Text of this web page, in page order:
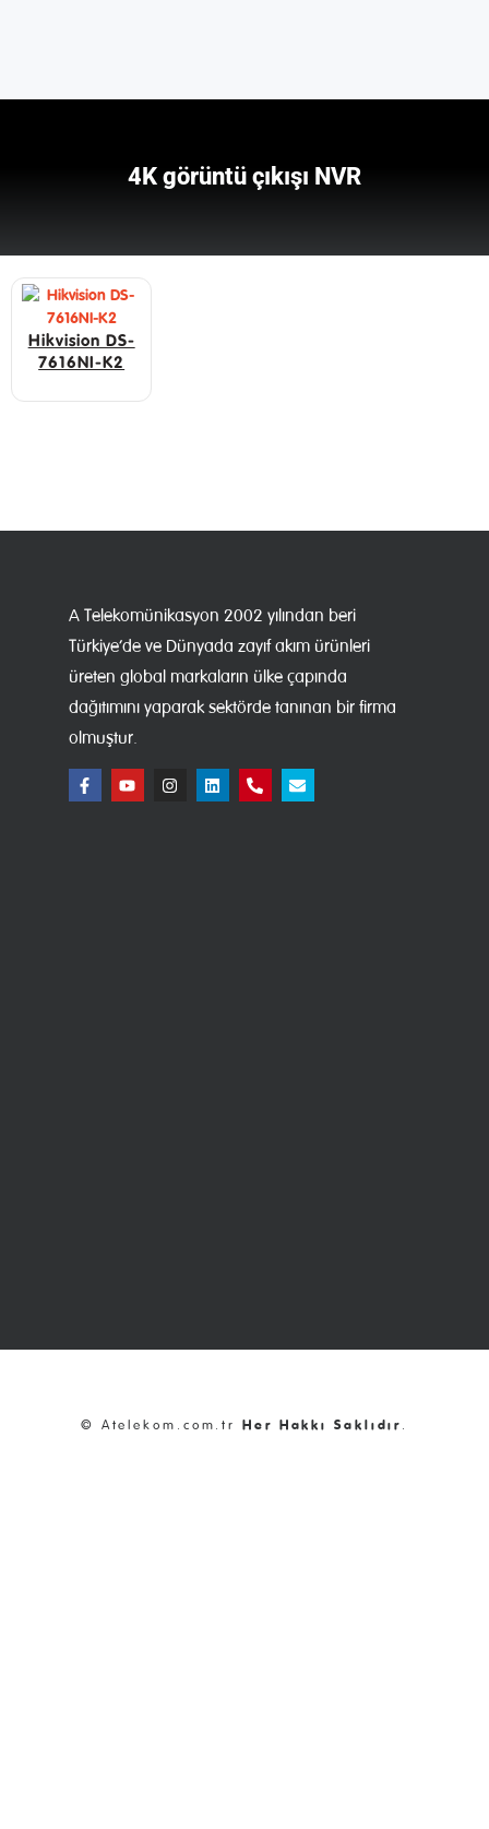
4K görüntü çıkışı NVR
Hikvision DS-
7616NI-K2
A Telekomünikasyon 2002 yılından beri
Türkiye’de ve Dünyada zayıf akım ürünleri
üreten global markaların ülke çapında
dağıtımını yaparak sektörde tanınan bir firma
olmuştur.
© Atelekom.com.trHer Hakkı Saklıdır .